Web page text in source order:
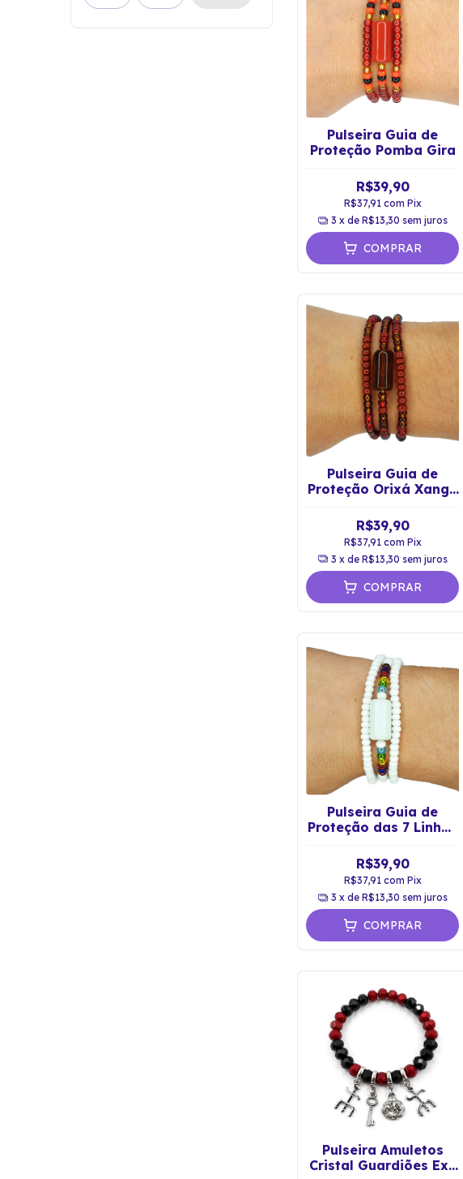
Pulseira Guia de
Proteção Pomba Gira
R$39,90
R$37,91 com Pix
3 x de R$13,30 sem juros
COMPRAR
Pulseira Guia de
Proteção Orixá Xangô
R$39,90
R$37,91 com Pix
3 x de R$13,30 sem juros
COMPRAR
Pulseira Guia de
Proteção das 7 Linhas
R$39,90
R$37,91 com Pix
3 x de R$13,30 sem juros
COMPRAR
Pulseira Amuletos
Cristal Guardiões Exú